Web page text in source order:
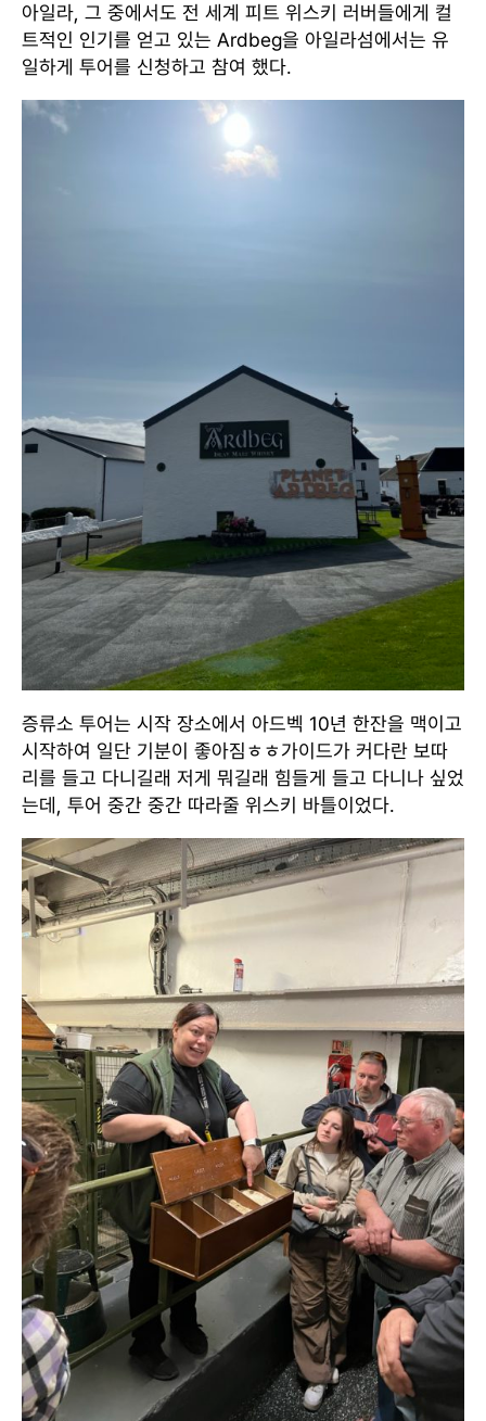
아일라, 그 중에서도 전 세계 피트 위스키 러버들에게 컬
트적인 인기를 얻고 있는 Ardbeg을 아일라섬에서는 유
일하게 투어를 신청하고 참여 했다.
증류소 투어는 시작 장소에서 아드벡 10년 한잔을 맥이고
시작하여 일단 기분이 좋아짐ㅎㅎ가이드가 커다란 보따
리를 들고 다니길래 저게 뭐길래 힘들게 들고 다니나 싶었
는데, 투어 중간 중간 따라줄 위스키 바틀이었다.